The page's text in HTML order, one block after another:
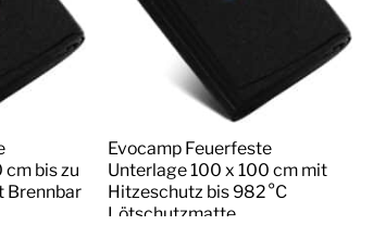
bis zu
Brennbar
Evocamp Feuerfeste
Unterlage 100 x 100 cm mit
Hitzeschutz bis 982 °C
Lötschutzmatte